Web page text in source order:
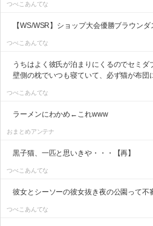
つべこあんてな
【WS/WSR】ショップ大会優勝ブラウン
つべこあんてな
うちはよく彼氏が泊まりにくるのでセミ
壁側の枕でいつも寝ていて、必ず猫が布団
つべこあんてな
ラーメンにわかめ←これwww
おまとめアンテナ
黒子猫、一匹と思いきや・・・【再】
つべこあんてな
彼女とシーソーの彼女抜き夜の公園って不
つべこあんてな